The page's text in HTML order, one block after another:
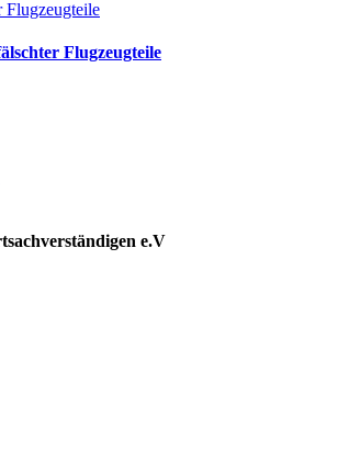
Flugzeugteile
Flugzeugteile
e.V